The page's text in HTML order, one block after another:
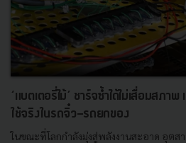
‘แบตเตอรี่ไม้’ ชาร์จซ้ำได้ไม่เสื่อมสภาพ
ใช้จริงในรถจิ๋ว-รถยกของ
ในขณะที่โลกกำลังมุ่งสู่พลังงานสะอาด อุตส